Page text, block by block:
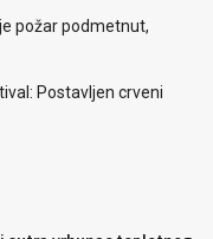
požar podmetnut,
Postavljen crveni